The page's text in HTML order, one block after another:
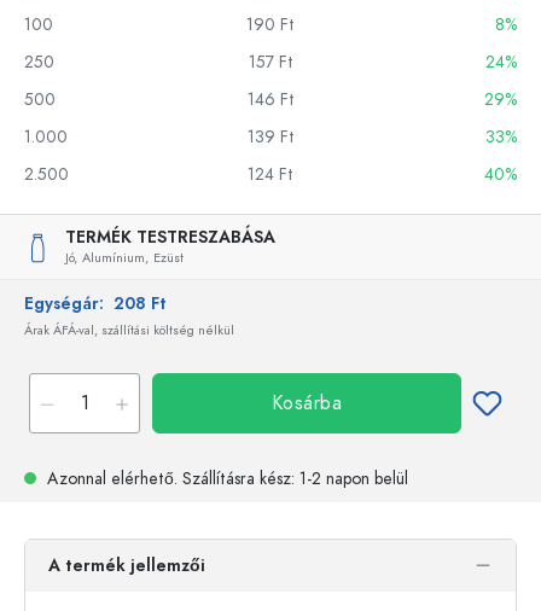
100
190 Ft
8%
250
157 Ft
24%
500
146 Ft
29%
1.000
139 Ft
33%
2.500
124 Ft 40%
TERMÉK TESTRESZABÁSA
Jó, Alumínium, Ezüst
Egységár: 208 Ft
Árak ÁFÁ-val, szállítási költség nélkül
Kosárba
Azonnal elérhető. Szállításra kész: 1-2 napon belül
A termék jellemzői